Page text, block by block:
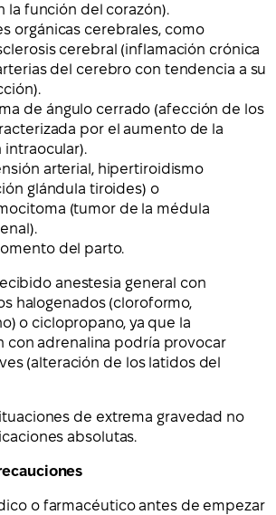
la función del corazón).
orgánicas cerebrales, como
cerebral (inflamación crónica
del cerebro con tendencia a su
de ángulo cerrado (afección de los
por el aumento de la
intraocular).
arterial, hipertiroidismo
glándula tiroides) o
(tumor de la médula
del parto.
anestesia general con
halogenados (cloroformo,
o ciclopropano, ya que la
con adrenalina podría provocar
(alteración de los latidos del
de extrema gravedad no
absolutas.
o farmacéutico antes de empezar